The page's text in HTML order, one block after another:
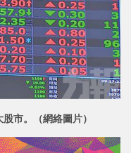
市。（網絡圖片）